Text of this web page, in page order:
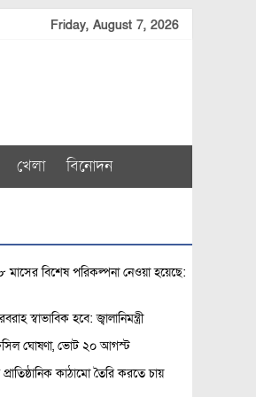
Friday, August 7, 2026
খেলা বিনোদন
বিশেষ পরিকল্পনা নেওয়া হয়েছে:
স্বাভাবিক হবে: জ্বালানিমন্ত্রী
তফসিল ঘোষণা, ভোট ২০ আগস্ট
কাঠামো তৈরি করতে চায়